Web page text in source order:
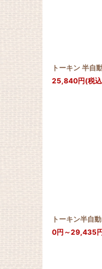
トーキン 半
25,840円(税
トーキン半自
0円 ～29,435